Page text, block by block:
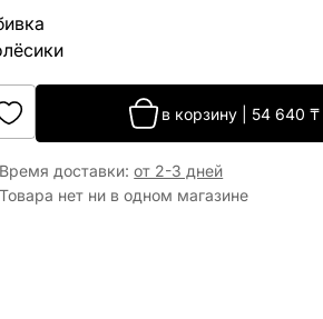
в корзину 54 640 ₸
Время доставки:от 2-3 дней
Товара нет ни в одном магазине